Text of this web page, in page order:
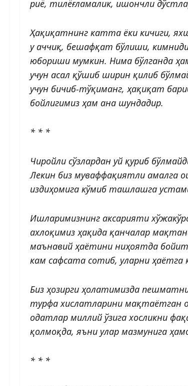
риё, тилёғламалик, ишончли
Ҳақиқатнинг катта ёки кичиги,
у аччиқ, бешафқат бўлиши,
юбориши мумкин. Нима бўлганда
учун асал қўшиб ширин қилиб
учун бичиб-тўқиманг, ҳақиқат
бойлигимиз ҳам ана шундадир.
* * *
Чиройли сўзлардан уй қуриб
Лекин биз муваффақиятли амалга
издиҳомига кўмиб ташлашга
Ишларимизнинг аксарияти
ахлоқимиз ҳақида қанчалар
маънавий ҳаётини ниҳоятда
кам сафсата сотиб, уларни
Биз ҳозирги ҳолатимизда
турфа хислатларини мақтаётган
одатлар миллий ўзига хосликни
қолмоқда, яъни улар мазмунига
* * *